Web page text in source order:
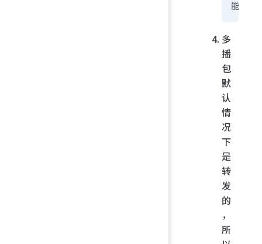
能
多
播
包
默
认
情
况
下
是
转
发
的
，
所